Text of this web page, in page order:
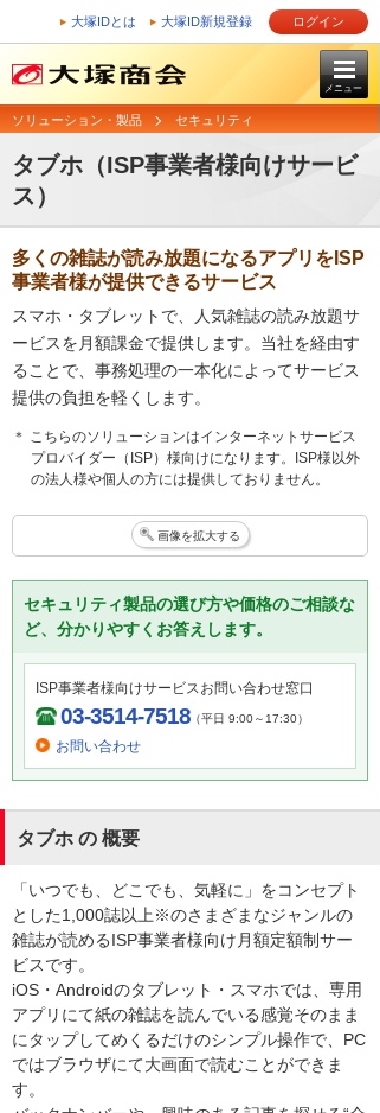
大塚IDとは 大塚ID新規登録 ログイン
メニュー
ソリューション・製品 セキュリティ
タブホ（ISP事業者様向けサービ
ス）
多くの雑誌が読み放題になるアプリをISP
事業者様が提供できるサービス
スマホ・タブレットで、人気雑誌の読み放題サ
ービスを月額課金で提供します。当社を経由す
ることで、事務処理の一本化によってサービス
提供の負担を軽くします。
＊ こちらのソリューションはインターネットサービス
プロバイダー（ISP）様向けになります。ISP様以外
の法人様や個人の方には提供しておりません。
画像を拡大する
セキュリティ製品の選び方や価格のご相談な
ど、分かりやすくお答えします。
ISP事業者様向けサービスお問い合わせ窓口
03-3514-7518（平日 9:00～17:30）
お問い合わせ
タブホ の 概要
「いつでも、どこでも、気軽に」をコンセプト
とした1,000誌以上※のさまざまなジャンルの
雑誌が読めるISP事業者様向け月額定額制サー
ビスです。
iOS・Androidのタブレット・スマホでは、専用
アプリにて紙の雑誌を読んでいる感覚そのまま
にタップしてめくるだけのシンプル操作で、PC
ではブラウザにて大画面で読むことができま
す。